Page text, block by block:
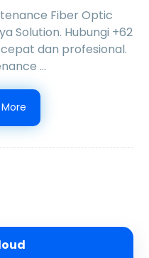
Fiber Optic
Solution. Hubungi +62
cepat dan profesional.
...